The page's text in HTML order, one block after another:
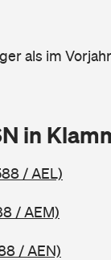
als im
in
/ AEL)
/ AEM)
/ AEN)